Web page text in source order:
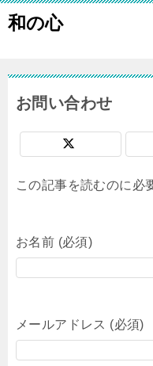
和の心
お問い合わせ
この記事を読むのに必
お名前 (必須)
メールアドレス (必須)